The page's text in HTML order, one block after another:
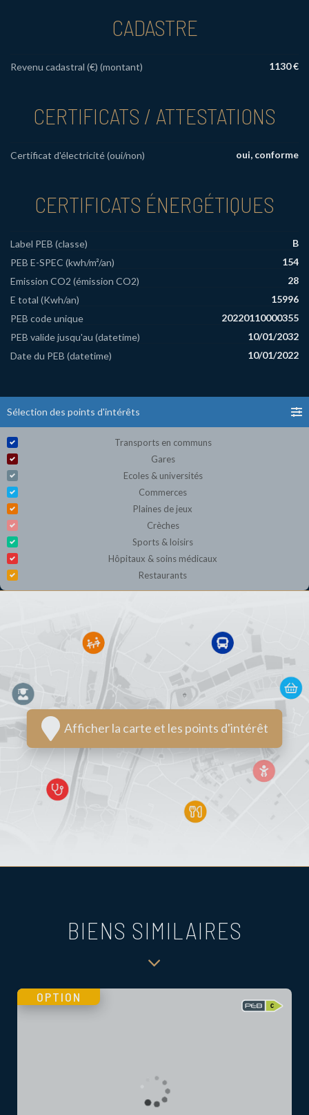
CADASTRE
Revenu cadastral (€) (montant) 1130 €
CERTIFICATS / ATTESTATIONS
Certificat d'électricité (oui/non) oui, conforme
CERTIFICATS ÉNERGÉTIQUES
Label PEB (classe)
B
PEB E-SPEC (kwh/m²/an)
154
Emission CO2 (émission CO2)
28
E total (Kwh/an)
15996
PEB code unique
20220110000355
PEB valide jusqu'au (datetime)
10/01/2032
Date du PEB (datetime)
10/01/2022
Sélection des points d'intérêts
Transports en communs
Gares
Ecoles & universités
Commerces
Plaines de jeux
Crèches
Sports & loisirs
Hôpitaux & soins médicaux
Restaurants
Afficher la carte et les points d'intérêt
BIENS SIMILAIRES
OPTION